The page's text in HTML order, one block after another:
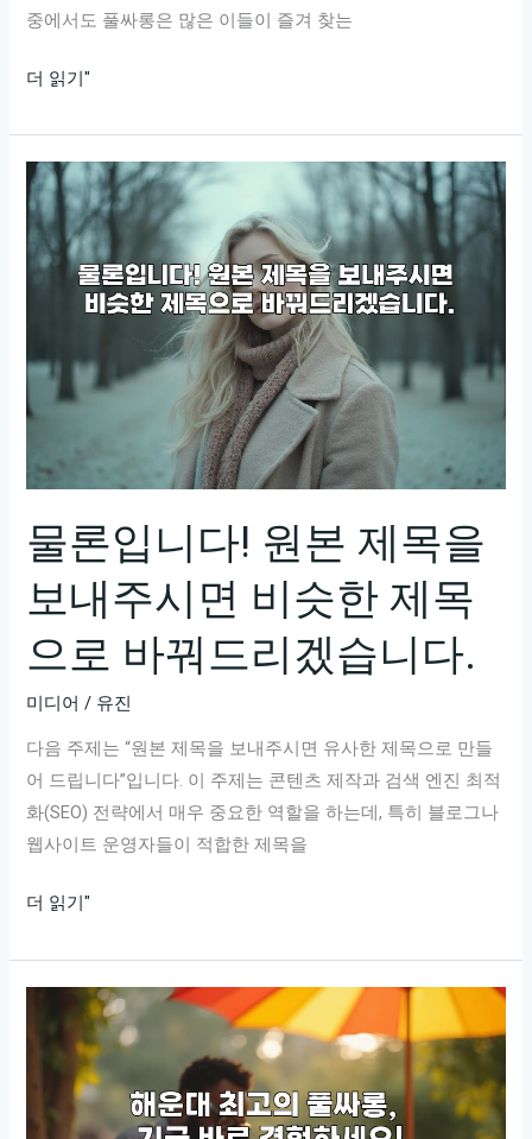
중에서도 풀싸롱은 많은 이들이 즐겨 찾는
해
대
풀
싸
롱
가
보
치
지
마
세
요
더 읽기"
물론입니다! 원본 제목을
보내주시면 비슷한 제목
으로 바꿔드리겠습니다.
미디어 / 유진
다음 주제는 “원본 제목을 보내주시면 유사한 제목으로 만들
어 드립니다”입니다. 이 주제는 콘텐츠 제작과 검색 엔진 최적
화(SEO) 전략에서 매우 중요한 역할을 하는데, 특히 블로그나
웹사이트 운영자들이 적합한 제목을
물
입
제
더 읽기"